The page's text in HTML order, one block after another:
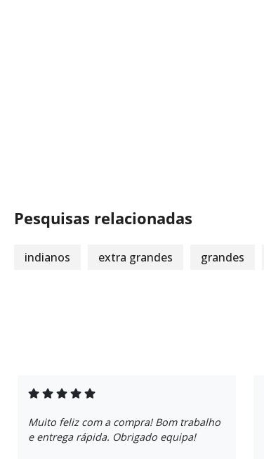
Pesquisas relacionadas
indianos extra grandes grandes
Muito feliz com a compra! Bom trabalho
e entrega rápida. Obrigado equipa!